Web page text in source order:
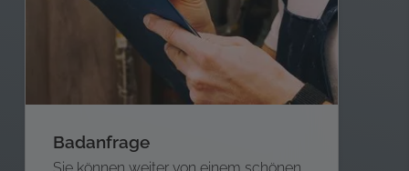
Badanfrage
Sie können weiter von einem schönen